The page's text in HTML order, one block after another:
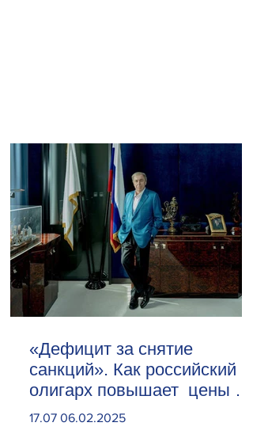
«Дефицит за снятие
санкций». Как российский
олигарх повышает цены на
сливочное масло
17.07 06.02.2025